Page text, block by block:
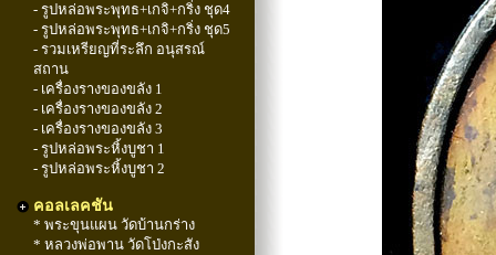
- รูปหล่อพระพุทธ+เกจิ+กริ่ง ชุด4
- รูปหล่อพระพุทธ+เกจิ+กริ่ง ชุด5
- รวมเหรียญที่ระลึก อนุสรณ์
สถาน
- เครื่องรางของขลัง 1
- เครื่องรางของขลัง 2
- เครื่องรางของขลัง 3
- รูปหล่อพระหิ้งบูชา 1
- รูปหล่อพระหิ้งบูชา 2
คอลเลคชัน
* พระขุนแผน วัดบ้านกร่าง
* หลวงพ่อพาน วัดโป่งกะสัง